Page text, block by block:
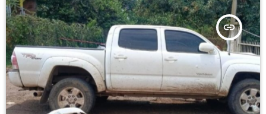
insert_link